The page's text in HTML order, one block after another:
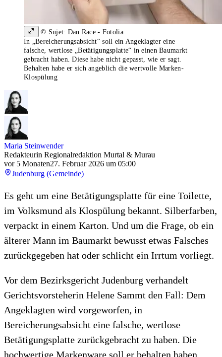
© Sujet: Dan Race - Fotolia
In „Bereicherungsabsicht“ soll ein Angeklagter eine
falsche, wertlose „Betätigungsplatte“ in einen Baumarkt
gebracht haben. Diese habe nicht gepasst, wie er sagt.
Behalten habe er sich angeblich die wertvolle Marken-
Klospülung
Maria Steinwender
Redakteurin Regionalredaktion Murtal & Murau
vor 5 Monaten27. Februar 2026 um 05:00
Judenburg (Gemeinde)
Es geht um eine Betätigungsplatte für eine Toilette,
im Volksmund als Klospülung bekannt. Silberfarben,
verpackt in einem Karton. Und um die Frage, ob ein
älterer Mann im Baumarkt bewusst etwas Falsches
zurückgegeben hat oder schlicht ein Irrtum vorliegt.
Vor dem Bezirksgericht Judenburg verhandelt
Gerichtsvorsteherin Helene Sammt den Fall: Dem
Angeklagten wird vorgeworfen, in
Bereicherungsabsicht eine falsche, wertlose
Betätigungsplatte zurückgebracht zu haben. Die
hochwertige Markenware soll er behalten haben.